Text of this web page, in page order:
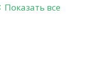
Показать все